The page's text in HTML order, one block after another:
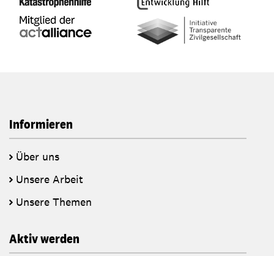
Informieren
Über uns
Unsere Arbeit
Unsere Themen
Aktiv werden